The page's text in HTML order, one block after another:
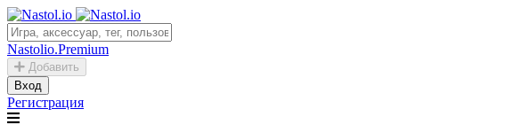
Nastolio.Premium
Добавить
Вход
Регистрация